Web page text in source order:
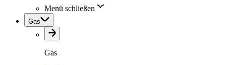
Menü schließen
Gas
Gas